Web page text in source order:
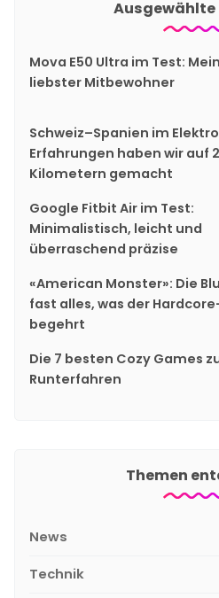
Ausgewählte
Mova E50 Ultra im Test:
liebster Mitbewohner
Schweiz–Spanien im
Erfahrungen haben wir auf
Kilometern gemacht
Google Fitbit Air im Test:
Minimalistisch, leicht und
überraschend präzise
«American Monster»: Die
fast alles, was der
begehrt
Die 7 besten Cozy Games
Runterfahren
Themen
News
Technik